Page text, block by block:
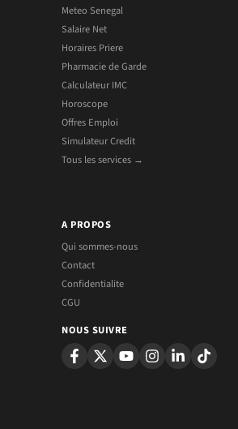
Meteo Senegal
Salaire Net
Horaires Priere
Pharmacie de Garde
Calculateur IMC
Horoscope
Offres Emploi
Simulateur Credit
Tous les services →
A PROPOS
Qui sommes-nous
Contact
Confidentialite
CGU
NOUS SUIVRE